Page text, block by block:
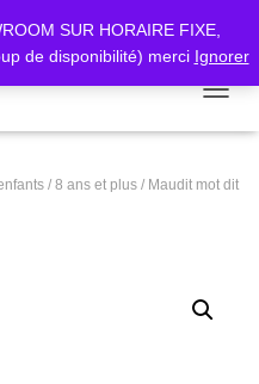
SUR HORAIRE FIXE,
de disponibilité) merci Ignorer
/ 8 ans et plus / Maudit mot dit